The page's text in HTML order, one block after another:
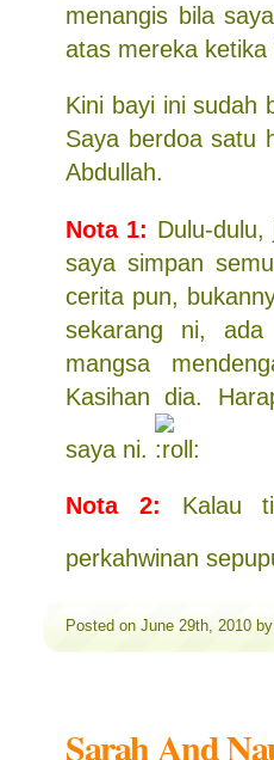
menangis bila
atas mereka ketika
Kini bayi ini sudah
Saya berdoa satu
Abdullah.
Nota 1: Dulu-
saya simpan
cerita pun,
sekarang ni,
mangsa
Kasihan dia.
saya ni.
Nota 2: Kalau
perkahwinan
Posted on June 29th, 2010
Sarah And